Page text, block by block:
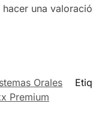
una
Orales
Premium